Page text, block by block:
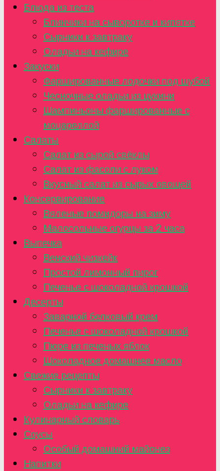
Блюда из теста
Блинчики на сыворотке и кипятке
Сырники к завтраку
Оладьи на кефире
Закуски
Фаршированные лодочки под шубой
Чесночные оладьи из цукини
Шампиньоны фаршированные с
моцареллой
Салаты
Салат из сырой свёклы
Салат из фасоли с луком
Вкусный салат из сырых овощей
Консервирование
Вяленые помидоры на зиму
Малосольные огурцы за 2 часа
Выпечка
Венский чизкейк
Простой лимонный пирог
Печенье с шоколадной крошкой
Десерты
Заварной белковый крем
Печенье с шоколадной крошкой
Пюре из печеных яблок
Шоколадное домашнее масло
Свежие рецепты
Сырники к завтраку
Оладьи на кефире
Кулинарный словарь
Соусы
Особый домашний майонез
Напитки